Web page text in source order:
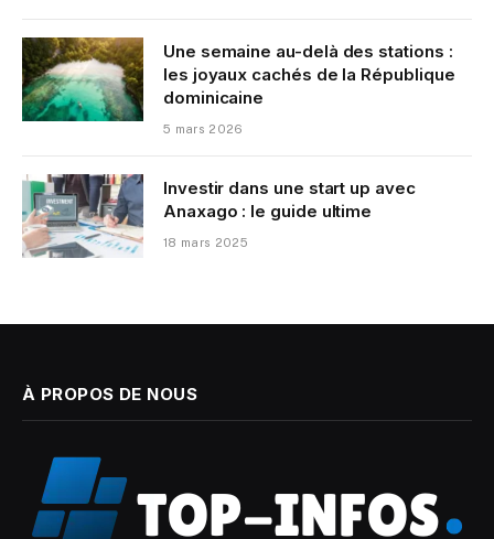
Une semaine au-delà des stations :
les joyaux cachés de la République
dominicaine
5 mars 2026
Investir dans une start up avec
Anaxago : le guide ultime
18 mars 2025
À PROPOS DE NOUS